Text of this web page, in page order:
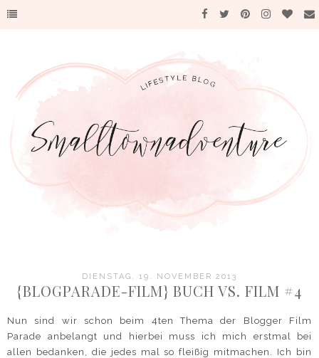
DIENSTAG, 19. NOVEMBER 2013
{BLOGPARADE-FILM} BUCH VS. FILM #4
Nun sind wir schon beim 4ten Thema der Blogger Film
Parade anbelangt und hierbei muss ich mich erstmal bei
allen bedanken, die jedes mal so fleißig mitmachen. Ich bin